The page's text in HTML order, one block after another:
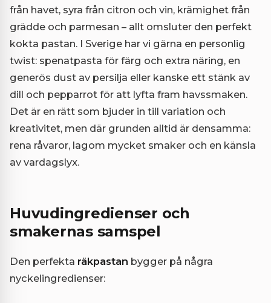
från havet, syra från citron och vin, krämighet från
grädde och parmesan – allt omsluter den perfekt
kokta pastan. I Sverige har vi gärna en personlig
twist: spenatpasta för färg och extra näring, en
generös dust av persilja eller kanske ett stänk av
dill och pepparrot för att lyfta fram havssmaken.
Det är en rätt som bjuder in till variation och
kreativitet, men där grunden alltid är densamma:
rena råvaror, lagom mycket smaker och en känsla
av vardagslyx.
Huvudingredienser och
smakernas samspel
Den perfekta räkpastan bygger på några
nyckelingredienser: